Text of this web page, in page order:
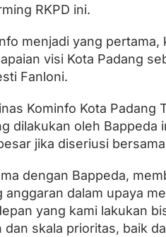
RKPD ini.
menjadi yang
visi Kota Padang
Fanloni.
Kominfo Kota Padang
dilakukan oleh Bappeda
jika diseriusi
dengan Bappeda,
dalam upaya
yang kami lakukan
skala prioritas, baik